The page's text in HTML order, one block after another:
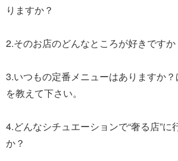
りますか？
2.そのお店のどんなところが好きですか
3.いつもの定番メニューはありますか
を教えて下さい。
4.どんなシチュエーションで“奢る店”に
か？